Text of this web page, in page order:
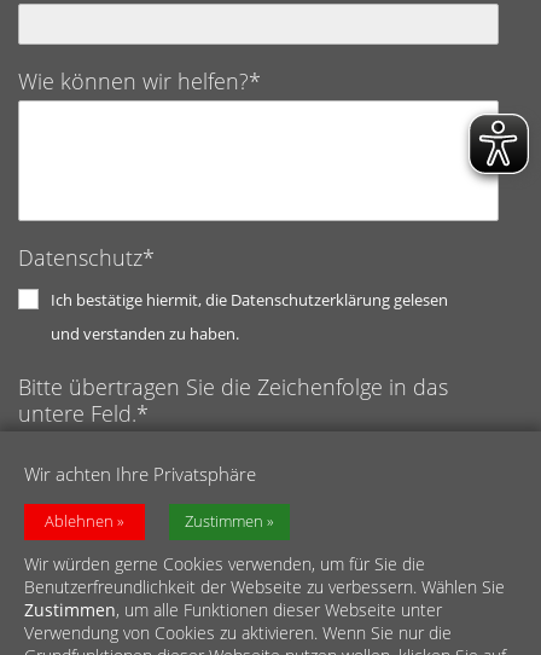
Wir achten Ihre Privatsphäre
Ablehnen Zustimmen
Wir würden gerne Cookies verwenden, um für Sie die
Benutzerfreundlichkeit der Webseite zu verbessern. Wählen Sie
Zustimmen, um alle Funktionen dieser Webseite unter
Verwendung von Cookies zu aktivieren. Wenn Sie nur die
Wie können wir helfen?*
Datenschutz*
Ich bestätige hiermit, die Datenschutzerklärung gelesen
und verstanden zu haben.
Bitte übertragen Sie die Zeichenfolge in das
untere Feld.*
Hier klicken
Friendly